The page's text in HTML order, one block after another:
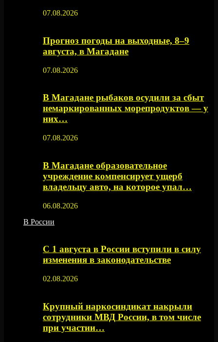
07.08.2026
Прогноз погоды на выходные, 8–9
августа, в Магадане
07.08.2026
В Магадане рыбаков осудили за сбыт
немаркированных морепродуктов — у
них…
07.08.2026
В Магадане образовательное
учреждение компенсирует ущерб
владельцу авто, на которое упал…
06.08.2026
В России
С 1 августа в России вступили в силу
изменения в законодательстве
02.08.2026
Крупный наркосиндикат накрыли
сотрудники МВД России, в том числе
при участии…